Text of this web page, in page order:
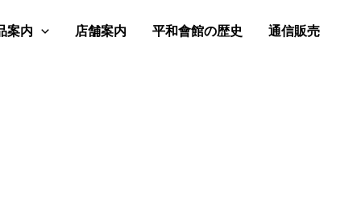
案内 店舗案内 平和會館の歴史 通信販売